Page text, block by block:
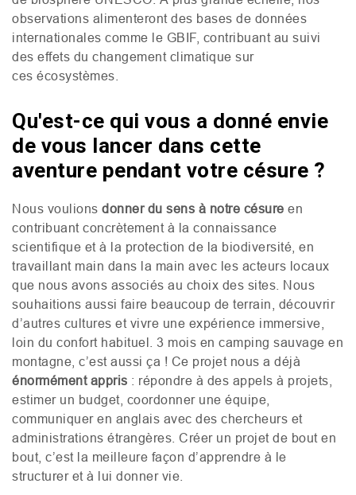
observations alimenteront des bases de données
internationales comme le GBIF, contribuant au suivi
des effets du changement climatique sur
ces écosystèmes.
Qu'est-ce qui vous a donné envie
de vous lancer dans cette
aventure pendant votre césure ?
Nous voulions donner du sens à notre césure en
contribuant concrètement à la connaissance
scientifique et à la protection de la biodiversité, en
travaillant main dans la main avec les acteurs locaux
que nous avons associés au choix des sites. Nous
souhaitions aussi faire beaucoup de terrain, découvrir
d’autres cultures et vivre une expérience immersive,
loin du confort habituel. 3 mois en camping sauvage en
montagne, c’est aussi ça ! Ce projet nous a déjà
énormément appris : répondre à des appels à projets,
estimer un budget, coordonner une équipe,
communiquer en anglais avec des chercheurs et
administrations étrangères. Créer un projet de bout en
bout, c’est la meilleure façon d’apprendre à le
structurer et à lui donner vie.